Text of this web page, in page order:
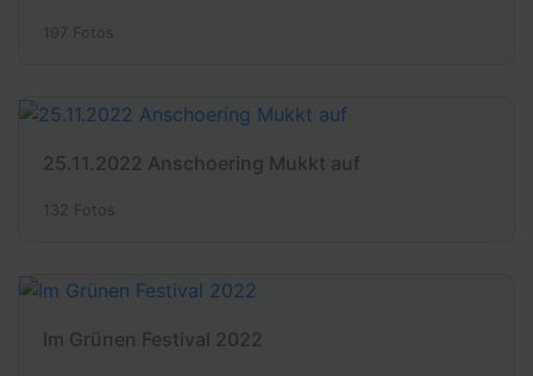
197 Fotos
25.11.2022 Anschoering Mukkt auf
132 Fotos
Im Grünen Festival 2022